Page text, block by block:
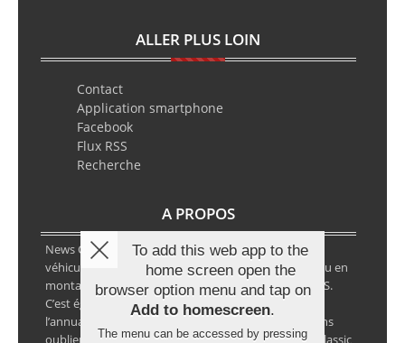
ALLER PLUS LOIN
Contact
Application smartphone
Facebook
Flux RSS
Recherche
A PROPOS
News Classic Racing est le portail de l’actualité du
véhicule historique. Que ce soit en circuit, en rallye ou en
montagne, vous y retrouverez les infos VHC ou VHRS.
C’est également le calendrier des épreuves ainsi que
l’annuaire des spécialistes de la voiture ancienne, sans
oublier les petites annonces avec notre partenaire Classic
To add this web app to the
home screen open the
browser option menu and tap on
Add to homescreen.
The menu can be accessed by pressing